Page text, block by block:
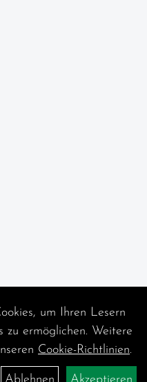
um Ihren Lesern
zu ermöglichen. Weitere
Cookie-Richtlinien.
Auftrag widerrufen